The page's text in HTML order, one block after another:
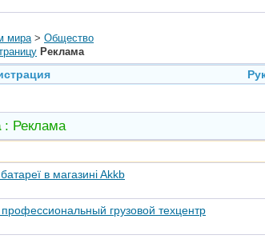
мира > Общество
Реклама
: Реклама
в магазинi Akkb
грузовой техцентр